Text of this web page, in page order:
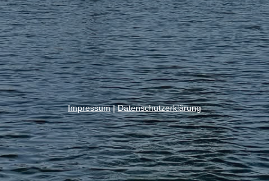
Impressum|Datenschutzerklärung